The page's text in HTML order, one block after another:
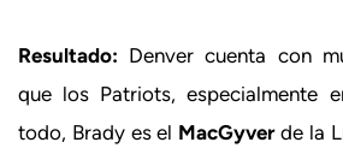
Resultado: Denver cuenta con
que los Patriots, especialmente
todo, Brady es el MacGyverde la